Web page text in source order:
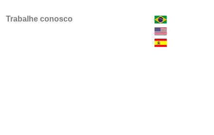
Trabalhe conosco